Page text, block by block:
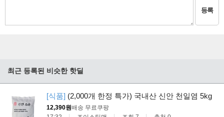
등록
최근 등록된 비슷한 핫딜
[식품] (2,000개 한정 특가) 국내산 신안 천일염 5kg
12,390원배송 무료쿠팡